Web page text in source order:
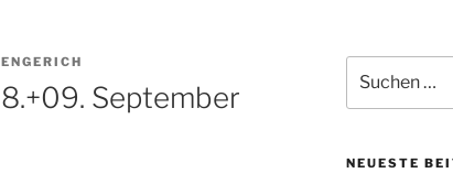
September
nach:
NEUESTE